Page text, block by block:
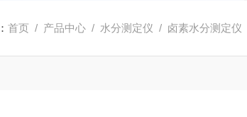
首页 / 产品中心 / 水分测定仪 / 卤素水分测定仪